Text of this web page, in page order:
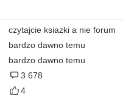
czytajcie ksiazki a nie forum
bardzo dawno temu
bardzo dawno temu
3 678
4